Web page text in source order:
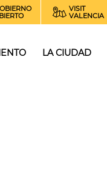
VISIT
VALENCIA
LA CIUDAD